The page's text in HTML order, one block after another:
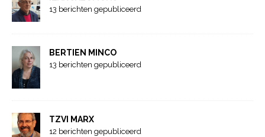
13 berichten gepubliceerd
BERTIEN MINCO
13 berichten gepubliceerd
TZVI MARX
12 berichten gepubliceerd